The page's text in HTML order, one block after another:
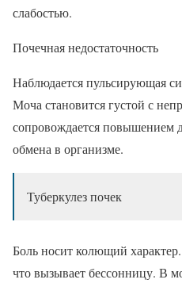
слабостью.
Почечная недостаточность
Наблюдается пульсирующая
Моча становится густой с
сопровождается повышением
обмена в организме.
Туберкулез почек
Боль носит колющий
что вызывает бессонницу. В